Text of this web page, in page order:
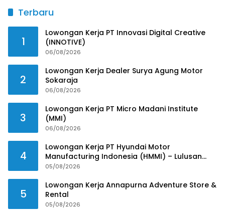
Terbaru
1
Lowongan Kerja PT Innovasi Digital Creative
(INNOTIVE)
06/08/2026
2
Lowongan Kerja Dealer Surya Agung Motor
Sokaraja
06/08/2026
3
Lowongan Kerja PT Micro Madani Institute
(MMI)
06/08/2026
4
Lowongan Kerja PT Hyundai Motor
Manufacturing Indonesia (HMMI) – Lulusan
SMK
05/08/2026
5
Lowongan Kerja Annapurna Adventure Store &
Rental
05/08/2026